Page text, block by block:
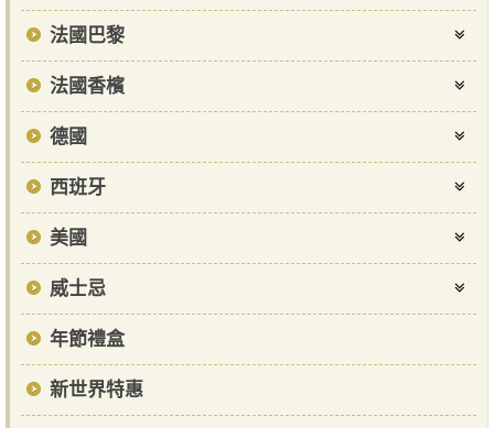
法國巴黎
法國香檳
德國
西班牙
美國
威士忌
年節禮盒
新世界特惠